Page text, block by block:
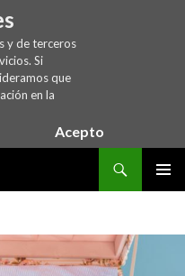
y de terceros
Si
que
en la
Acepto